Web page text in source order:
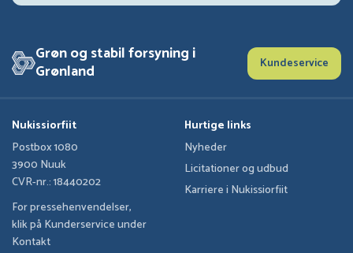
Grøn og stabil forsyning i
Grønland Kundeservice
Nukissiorfiit
Postbox 1080
3900 Nuuk
CVR-nr.: 18440202
For pressehenvendelser,
klik på Kunderservice under
Kontakt
Hurtige links
Nyheder
Licitationer og udbud
Karriere i Nukissiorfiit